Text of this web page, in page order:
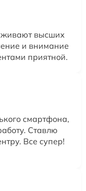
высших
и внимание
приятной.
смартфона,
Ставлю
Все супер!